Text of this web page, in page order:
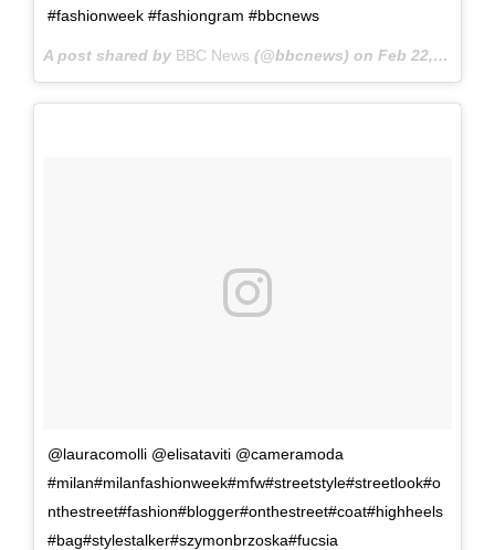
#fashionweek #fashiongram #bbcnews
A post shared by BBC News (@bbcnews) on Feb 22, 2018 at 7:31am PST
@lauracomolli @elisataviti @cameramoda
#milan#milanfashionweek#mfw#streetstyle#streetlook#o
nthestreet#fashion#blogger#onthestreet#coat#highheels
#bag#stylestalker#szymonbrzoska#fucsia